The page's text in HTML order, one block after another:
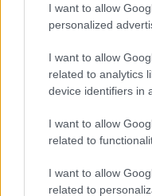
I want to allow
personalized
I want to allow
related to analytics
device identifiers in
I want to allow
related to
I want to allow
related to
Ekstrak stroberi
ati. Iki nuduhake
antikanker. Jinis
efek sing beda-
kanggo nyegah
Mangan stroberi
nglindhungi saka
ellagic, sing mbantu
ndadekake stroberi
nglawan kanker.